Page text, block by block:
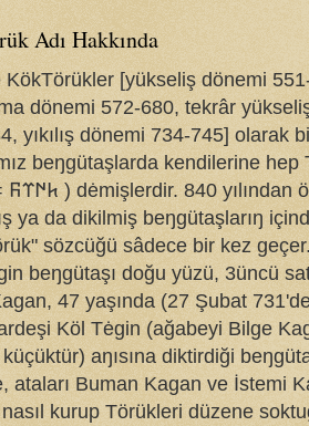
Adı Hakkında
KökTörükler [yükseliş dönemi
dönemi 572-680, tekrâr
yıkılış dönemi 734-745] olarak
beŋgütaşlarda kendilerine hep
840 yılından öŋce
ya da dikilmiş beŋgütaşlarıŋ
sözcüğü sâdece bir kez
beŋgütaşı doğu yüzü, 3üncü
47 yaşında (27 Şubat
Köl Tėgin (ağabeyi Bilge
aŋısına diktirdiği
ataları Buman Kagan ve İstemi
kurup Törükleri düzene